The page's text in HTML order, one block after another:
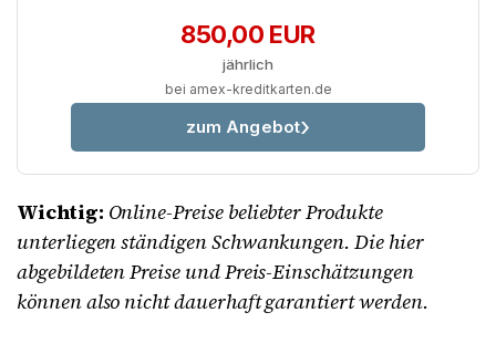
850,00 EUR
jährlich
bei amex-kreditkarten.de
zum Angebot
Wichtig: Online-Preise beliebter Produkte
unterliegen ständigen Schwankungen. Die hier
abgebildeten Preise und Preis-Einschätzungen
können also nicht dauerhaft garantiert werden.